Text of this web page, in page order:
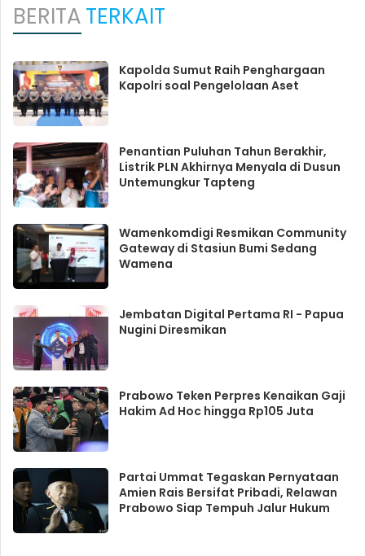
BERITATERKAIT
Kapolda Sumut Raih Penghargaan
Kapolri soal Pengelolaan Aset
Penantian Puluhan Tahun Berakhir,
Listrik PLN Akhirnya Menyala di Dusun
Untemungkur Tapteng
Wamenkomdigi Resmikan Community
Gateway di Stasiun Bumi Sedang
Wamena
Jembatan Digital Pertama RI - Papua
Nugini Diresmikan
Prabowo Teken Perpres Kenaikan Gaji
Hakim Ad Hoc hingga Rp105 Juta
Partai Ummat Tegaskan Pernyataan
Amien Rais Bersifat Pribadi, Relawan
Prabowo Siap Tempuh Jalur Hukum